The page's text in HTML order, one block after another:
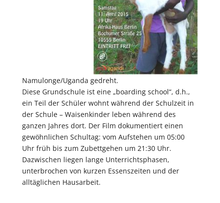
Namulonge/Uganda gedreht.
Diese Grundschule ist eine „boarding school“, d.h.,
ein Teil der Schüler wohnt während der Schulzeit in
der Schule – Waisenkinder leben während des
ganzen Jahres dort. Der Film dokumentiert einen
gewöhnlichen Schultag: vom Aufstehen um 05:00
Uhr früh bis zum Zubettgehen um 21:30 Uhr.
Dazwischen liegen lange Unterrichtsphasen,
unterbrochen von kurzen Essenszeiten und der
alltäglichen Hausarbeit.